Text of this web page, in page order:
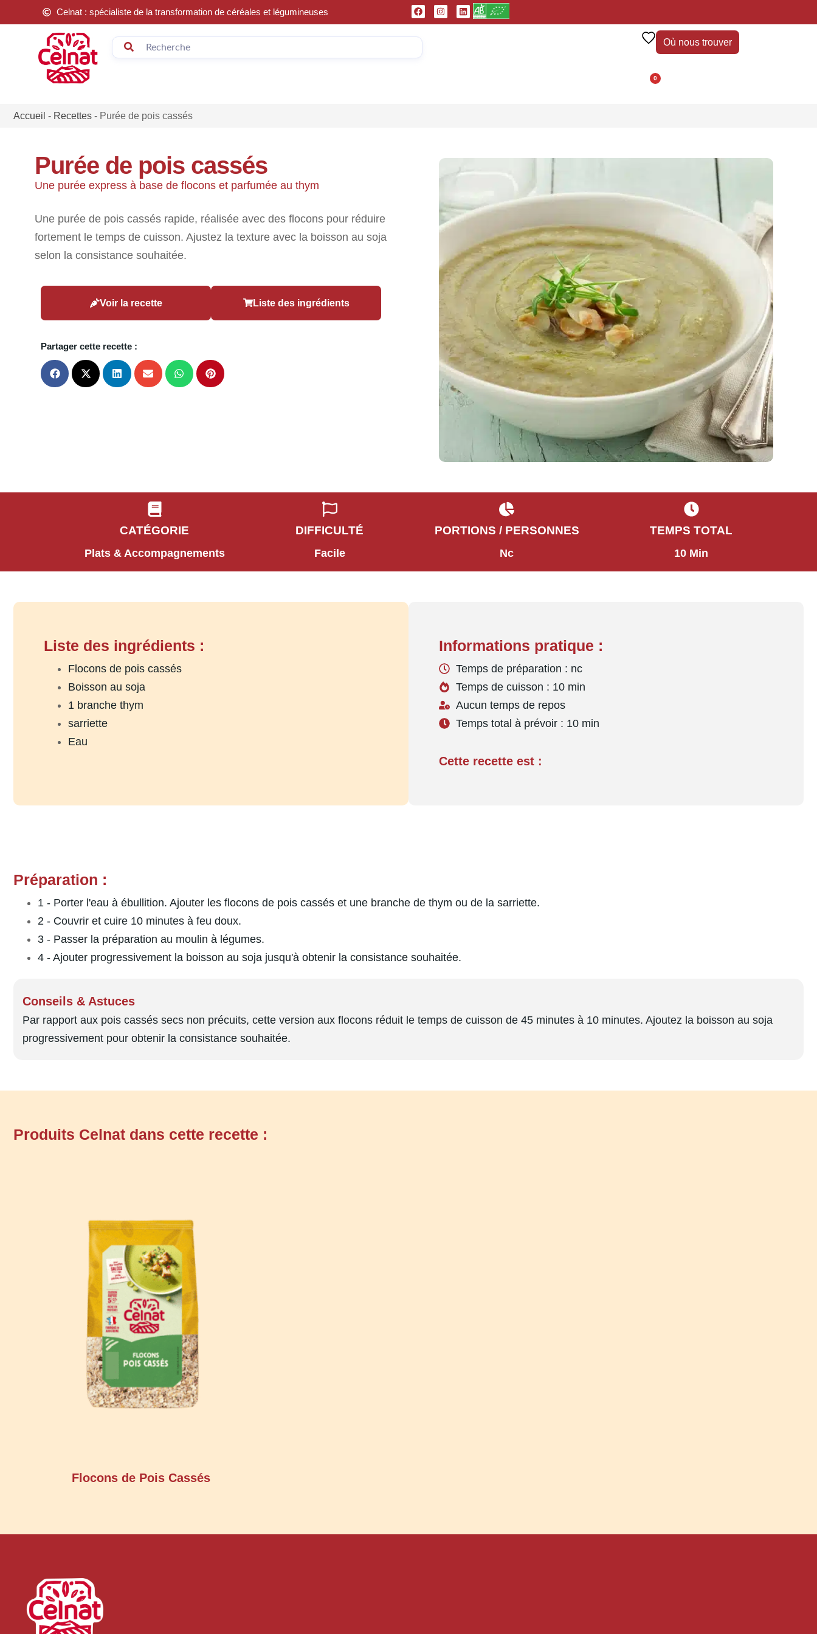
Celnat : spécialiste de la transformation de céréales et légumineuses
0
Où nous trouver
Accueil - Recettes - Purée de pois cassés
Purée de pois cassés
Une purée express à base de flocons et parfumée au thym
Une purée de pois cassés rapide, réalisée avec des flocons pour réduire
fortement le temps de cuisson. Ajustez la texture avec la boisson au soja
selon la consistance souhaitée.
Voir la recette Liste des ingrédients
Partager cette recette :
CATÉGORIE
Plats & Accompagnements
DIFFICULTÉ
Facile
PORTIONS / PERSONNES
Nc
TEMPS TOTAL
10 Min
Liste des ingrédients :
Flocons de pois cassés
Boisson au soja
1 branche thym
sarriette
Eau
Informations pratique :
Temps de préparation : nc
Temps de cuisson : 10 min
Aucun temps de repos
Temps total à prévoir : 10 min
Cette recette est :
Préparation :
1 - Porter l'eau à ébullition. Ajouter les flocons de pois cassés et une branche de thym ou de la sarriette.
2 - Couvrir et cuire 10 minutes à feu doux.
3 - Passer la préparation au moulin à légumes.
4 - Ajouter progressivement la boisson au soja jusqu'à obtenir la consistance souhaitée.
Conseils & Astuces
Par rapport aux pois cassés secs non précuits, cette version aux flocons réduit le temps de cuisson de 45 minutes à 10 minutes. Ajoutez la boisson au soja
progressivement pour obtenir la consistance souhaitée.
Produits Celnat dans cette recette :
Flocons de Pois Cassés